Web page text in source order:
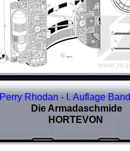
Perry Rhodan - I. Auflage Band
Die Armadaschmide
HORTEVON